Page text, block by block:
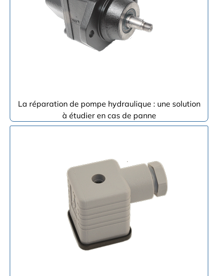
La réparation de pompe hydraulique : une solution
à étudier en cas de panne